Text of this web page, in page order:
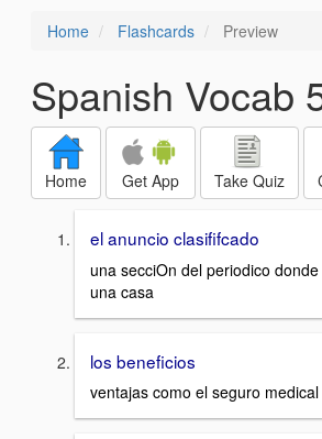
Home Flashcards Preview
Spanish Vocab
Home Get App Take Quiz
el anuncio clasififcado
una secciOn del periodico
una casa
los beneficios
ventajas como el seguro medical